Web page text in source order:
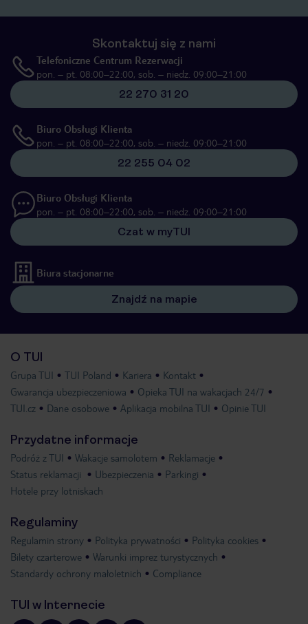
Skontaktuj się z nami
Telefoniczne Centrum Rezerwacji
pon. – pt. 08:00–22:00, sob. – niedz. 09:00–21:00
22 270 31 20
Biuro Obsługi Klienta
pon. – pt. 08:00–22:00, sob. – niedz. 09:00–21:00
22 255 04 02
Biuro Obsługi Klienta
pon. – pt. 08:00–22:00, sob. – niedz. 09:00–21:00
Czat w myTUI
Biura stacjonarne
Znajdź na mapie
O TUI
Grupa TUI TUI Poland Kariera
Kontakt
Gwarancja ubezpieczeniowa
Opieka TUI na wakacjach 24/7
TUI.cz
Dane osobowe Aplikacja mobilna TUI Opinie TUI
Przydatne informacje
Podróż z TUI Wakacje samolotem
Reklamacje
Status reklamacji
Ubezpieczenia
Parkingi
Hotele przy lotniskach
Regulaminy
Regulamin strony Polityka prywatności
Polityka cookies
Bilety czarterowe
Warunki imprez turystycznych
Standardy ochrony małoletnich
Compliance
TUI w Internecie